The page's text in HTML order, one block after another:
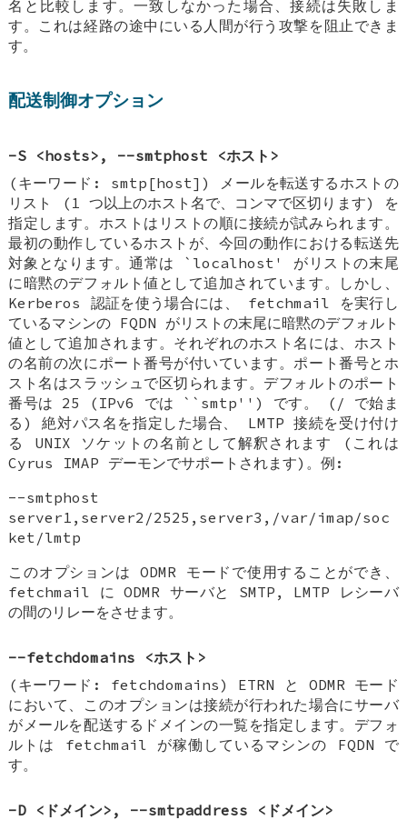
名と比較します。一致しなかった場合、接続は失敗しま
す。これは経路の途中にいる人間が行う攻撃を阻止できま
す。
配送制御オプション
-S <hosts>, --smtphost <ホスト>
(キーワード: smtp[host]) メールを転送するホストの
リスト (1 つ以上のホスト名で、コンマで区切ります) を
指定します。ホストはリストの順に接続が試みられます。
最初の動作しているホストが、今回の動作における転送先
対象となります。通常は `localhost' がリストの末尾
に暗黙のデフォルト値として追加されています。しかし、
Kerberos 認証を使う場合には、 fetchmail を実行し
ているマシンの FQDN がリストの末尾に暗黙のデフォルト
値として追加されます。それぞれのホスト名には、ホスト
の名前の次にポート番号が付いています。ポート番号とホ
スト名はスラッシュで区切られます。デフォルトのポート
番号は 25 (IPv6 では ``smtp'') です。 (/ で始ま
る) 絶対パス名を指定した場合、 LMTP 接続を受け付け
る UNIX ソケットの名前として解釈されます (これは
Cyrus IMAP デーモンでサポートされます)。例:
--smtphost
server1,server2/2525,server3,/var/imap/soc
ket/lmtp
このオプションは ODMR モードで使用することができ、
fetchmail に ODMR サーバと SMTP, LMTP レシーバ
の間のリレーをさせます。
--fetchdomains <ホスト>
(キーワード: fetchdomains) ETRN と ODMR モード
において、このオプションは接続が行われた場合にサーバ
がメールを配送するドメインの一覧を指定します。デフォ
ルトは fetchmail が稼働しているマシンの FQDN で
す。
-D <ドメイン>, --smtpaddress <ドメイン>